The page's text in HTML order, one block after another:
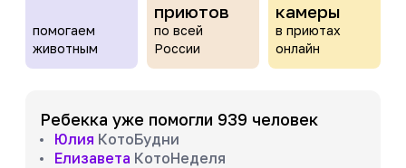
помогаем
животным
приютов
по всей
России
камеры
в приютах
онлайн
Ребекка уже помогли 939 человек
Юлия КотоБудни
Елизавета КотоНеделя